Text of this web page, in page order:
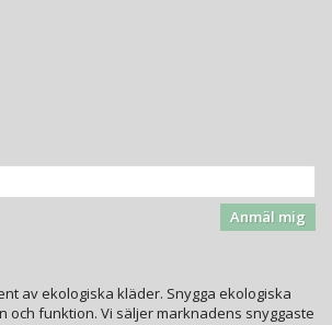
Anmäl mig
av ekologiska kläder. Snygga ekologiska
och funktion. Vi säljer marknadens snyggaste